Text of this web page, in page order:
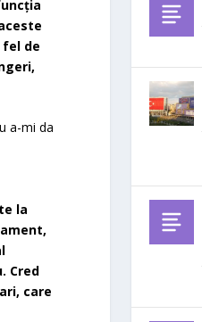
de
a-mi da
la
Cred
care